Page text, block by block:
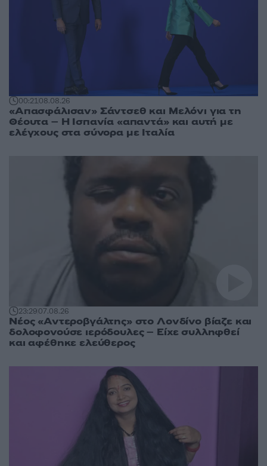
00:2108.08.26
«Απασφάλισαν» Σάντσεθ και Μελόνι για τη
Θέουτα – Η Ισπανία «απαντά» και αυτή με
ελέγχους στα σύνορα με Ιταλία
23:2907.08.26
Νέος «Αντεροβγάλτης» στο Λονδίνο βίαζε και
δολοφονούσε ιερόδουλες – Είχε συλληφθεί
και αφέθηκε ελεύθερος